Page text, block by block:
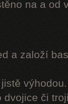
na a od
a založí
výhodou.
či